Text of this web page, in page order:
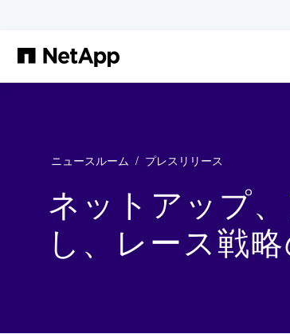
ニュースルーム プレスリリース
ネットアップ
し、レース戦